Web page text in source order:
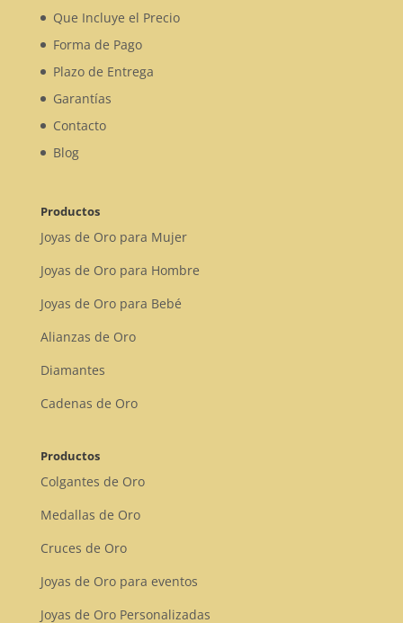
Que Incluye el Precio
Forma de Pago
Plazo de Entrega
Garantías
Contacto
Blog
Productos
Joyas de Oro para Mujer
Joyas de Oro para Hombre
Joyas de Oro para Bebé
Alianzas de Oro
Diamantes
Cadenas de Oro
Productos
Colgantes de Oro
Medallas de Oro
Cruces de Oro
Joyas de Oro para eventos
Joyas de Oro Personalizadas